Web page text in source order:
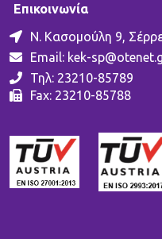
Επικοινωνία
Ν. Κασομούλη 9,
Email: kek-
Τηλ: 23210-85789
Fax: 23210-85788